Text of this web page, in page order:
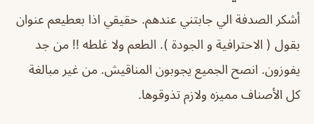
أشكر الصدفة الي جابتني عندهم. حقيقي اذا بعطيعم عنوان
بقول ( الاحترافية و الجودة ). الطعم ولا غلطه !! من جد
يفوزون. انصح الجميع يجوبون المناقيش. من غير مبالغة
كل الأصناف مميزه ولازم تذوقوها.